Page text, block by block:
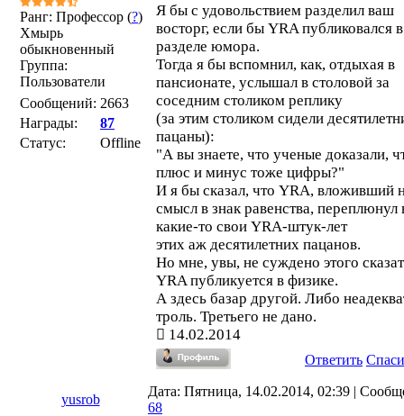
Ранг: Профессор (?)
Хмырь
обыкновенный
Группа:
Пользователи
Сообщений: 2663
Награды:
87
Статус:
Offline
попкорном присесть.
Я бы с удовольствием разделил ваш
восторг, если бы YRA публиковался в
разделе юмора.
Тогда я бы вспомнил, как, отдыхая в
пансионате, услышал в столовой за
соседним столиком реплику
(за этим столиком сидели
пацаны):
"А вы знаете, что ученые доказали,
плюс и минус тоже цифры?"
И я бы сказал, что YRA, вложивший
смысл в знак равенства, переплюнул
какие-то свои YRA-штук-лет
этих аж десятилетних пацанов.
Но мне, увы, не суждено этого
YRA публикуется в физике.
А здесь базар другой. Либо
троль. Третьего не дано.
14.02.2014
Ответить
yusrob
Дата: Пятница, 14.02.2014, 02:39 |
68